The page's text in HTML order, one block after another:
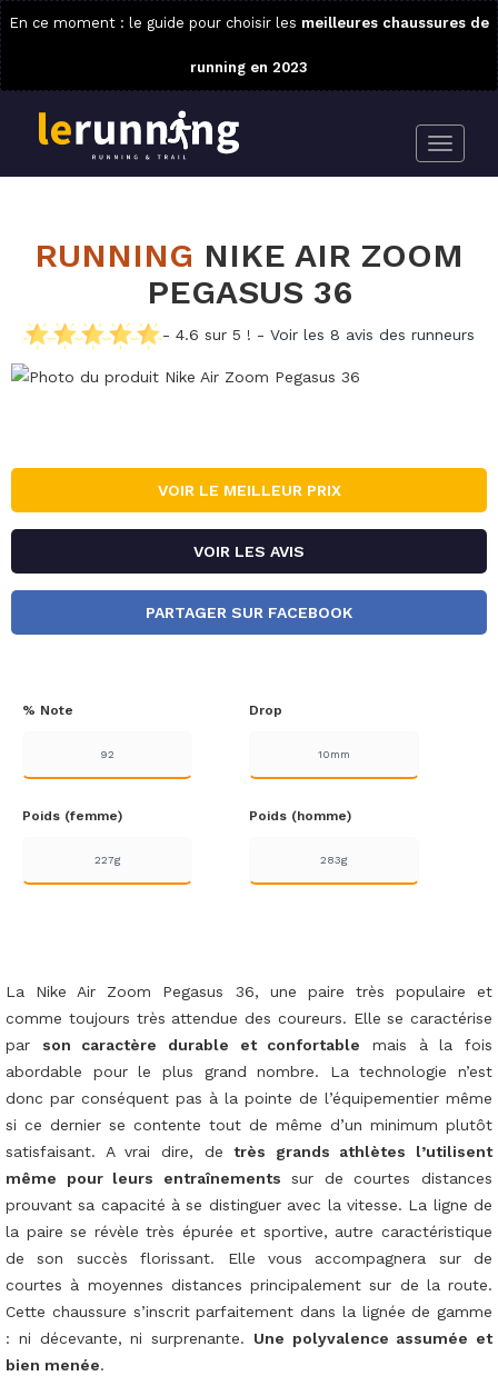
En ce moment : le guide pour choisir les meilleures chaussures de
running en 2023
RUNNING NIKE AIR ZOOM
PEGASUS 36
- 4.6 sur 5 ! - Voir les 8 avis des runneurs
VOIR LE MEILLEUR PRIX
VOIR LES AVIS
PARTAGER SUR FACEBOOK
Drop
10mm
% Note
92
Poids (homme)
283g
Poids (femme)
227g
La Nike Air Zoom Pegasus 36, une paire très populaire et
comme toujours très attendue des coureurs. Elle se caractérise
par son caractère durable et confortable mais à la fois
abordable pour le plus grand nombre. La technologie n’est
donc par conséquent pas à la pointe de l’équipementier même
si ce dernier se contente tout de même d’un minimum plutôt
satisfaisant. A vrai dire, detrès grands athlètes l’utilisent
même pour leurs entraînements sur de courtes distances
prouvant sa capacité à se distinguer avec la vitesse. La ligne de
la paire se révèle très épurée et sportive, autre caractéristique
de son succès florissant. Elle vous accompagnera sur de
courtes à moyennes distances principalement sur de la route.
Cette chaussure s’inscrit parfaitement dans la lignée de gamme
: ni décevante, ni surprenante. Une polyvalence assumée et
bien menée.